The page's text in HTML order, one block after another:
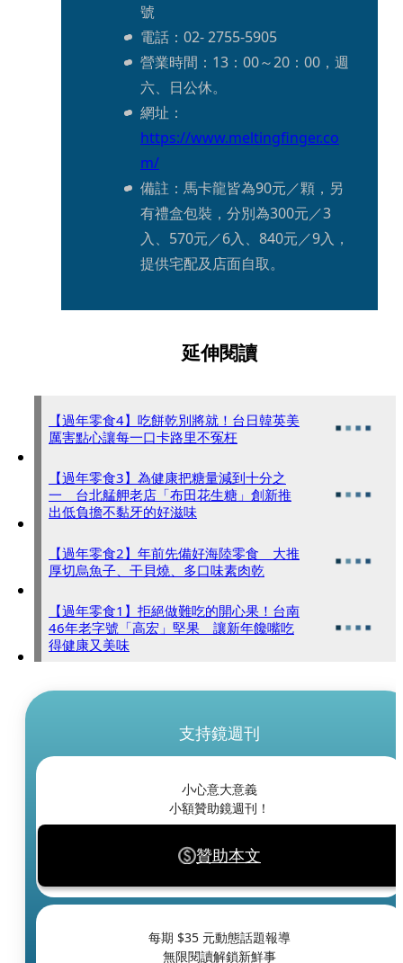
號
電話：02- 2755-5905
營業時間：13：00～20：00，週
六、日公休。
網址：
https://www.meltingfinger.co
m/
備註：馬卡龍皆為90元／顆，另
有禮盒包裝，分別為300元／3
入、570元／6入、840元／9入，
提供宅配及店面自取。
延伸閱讀
【過年零食4】吃餅乾別將就！台日韓英美
厲害點心讓每一口卡路里不冤枉
【過年零食3】為健康把糖量減到十分之
一 台北艋舺老店「布田花生糖」創新推
出低負擔不黏牙的好滋味
【過年零食2】年前先備好海陸零食 大推
厚切烏魚子、干貝燒、多口味素肉乾
【過年零食1】拒絕做難吃的開心果！台南
46年老字號「高宏」堅果 讓新年饞嘴吃
得健康又美味
支持鏡週刊
小心意大意義
小額贊助鏡週刊！
贊助本文
每期 $35 元動態話題報導
無限閱讀解鎖新鮮事